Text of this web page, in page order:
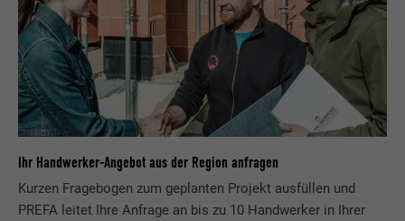
Ihr Handwerker-Angebot aus der Region anfragen
Kurzen Fragebogen zum geplanten Projekt ausfüllen und
PREFA leitet Ihre Anfrage an bis zu 10 Handwerker in Ihrer